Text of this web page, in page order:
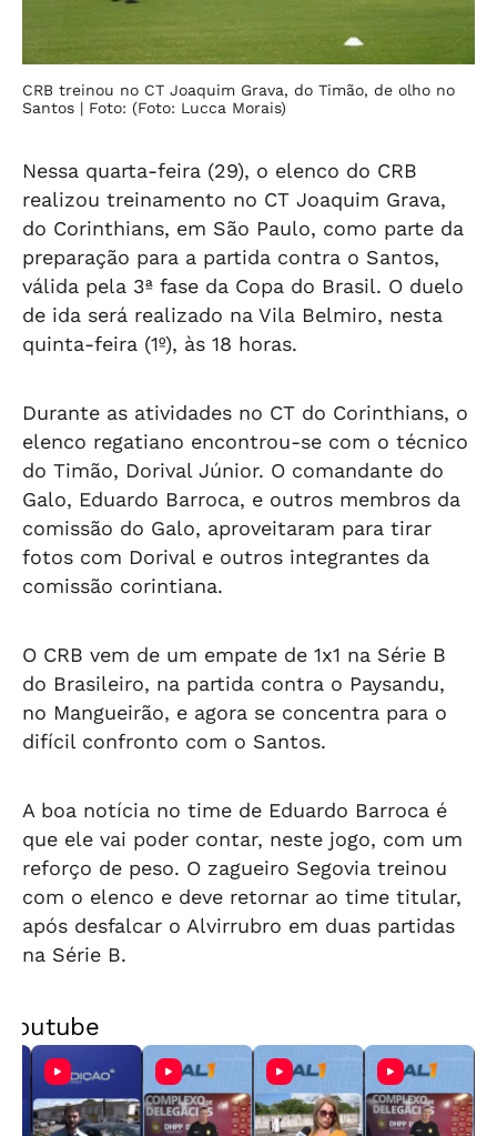
CRB treinou no CT Joaquim Grava, do Timão, de olho no
Santos | Foto: (Foto: Lucca Morais)
Nessa quarta-feira (29), o elenco do CRB
realizou treinamento no CT Joaquim Grava,
do Corinthians, em São Paulo, como parte da
preparação para a partida contra o Santos,
válida pela 3ª fase da Copa do Brasil. O duelo
de ida será realizado na Vila Belmiro, nesta
quinta-feira (1º), às 18 horas.
Durante as atividades no CT do Corinthians, o
elenco regatiano encontrou-se com o técnico
do Timão, Dorival Júnior. O comandante do
Galo, Eduardo Barroca, e outros membros da
comissão do Galo, aproveitaram para tirar
fotos com Dorival e outros integrantes da
comissão corintiana.
O CRB vem de um empate de 1x1 na Série B
do Brasileiro, na partida contra o Paysandu,
no Mangueirão, e agora se concentra para o
difícil confronto com o Santos.
A boa notícia no time de Eduardo Barroca é
que ele vai poder contar, neste jogo, com um
reforço de peso. O zagueiro Segovia treinou
com o elenco e deve retornar ao time titular,
após desfalcar o Alvirrubro em duas partidas
na Série B.